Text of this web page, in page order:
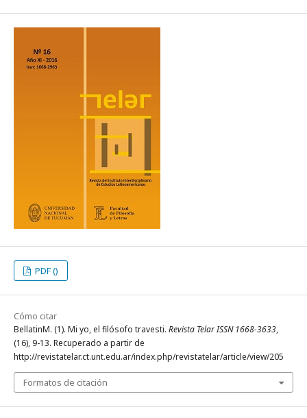
PDF ()
Cómo citar
BellatinM. (1). Mi yo, el filósofo travesti. Revista Telar ISSN 1668-3633,
(16), 9-13. Recuperado a partir de
http://revistatelar.ct.unt.edu.ar/index.php/revistatelar/article/view/205
Formatos de citación